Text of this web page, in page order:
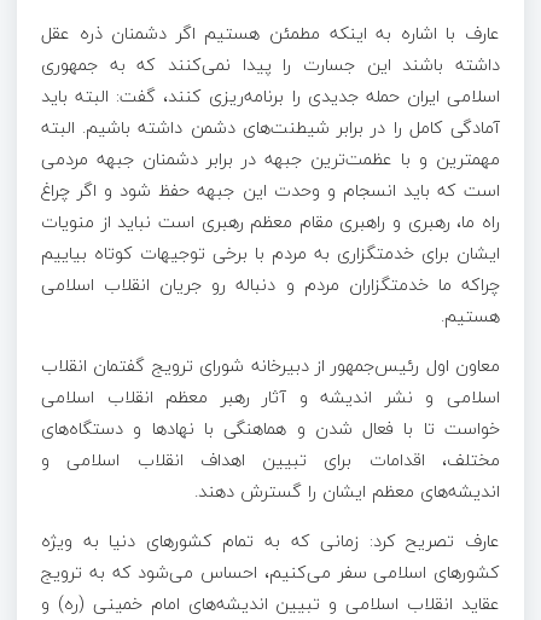
عارف با اشاره به اینکه مطمئن هستیم اگر دشمنان ذره عقل
داشته باشند این جسارت را پیدا نمی‌کنند که به جمهوری
اسلامی ایران حمله جدیدی را برنامه‌ریزی کنند، گفت: البته باید
آمادگی کامل را در برابر شیطنت‌های دشمن داشته باشیم. البته
مهمترین و با عظمت‌ترین جبهه در برابر دشمنان جبهه مردمی
است که باید انسجام و وحدت این جبهه حفظ شود و اگر چراغ
راه ما، رهبری و راهبری مقام معظم رهبری است نباید از منویات
ایشان برای خدمتگزاری به مردم با برخی توجیهات کوتاه بیاییم
چراکه ما خدمتگزاران مردم و دنباله رو جریان انقلاب اسلامی
هستیم.
معاون اول رئیس‌جمهور از دبیرخانه شورای ترویج گفتمان انقلاب
اسلامی و نشر اندیشه و آثار رهبر معظم انقلاب اسلامی
خواست تا با فعال شدن و هماهنگی با نهادها و دستگاه‌های
مختلف، اقدامات برای تبیین اهداف انقلاب اسلامی و
اندیشه‌های معظم ایشان را گسترش دهند.
عارف تصریح کرد: زمانی که به تمام کشورهای دنیا به ویژه
کشورهای اسلامی سفر می‌کنیم، احساس می‌شود که به ترویج
عقاید انقلاب اسلامی و تبیین اندیشه‌های امام خمینی (ره) و